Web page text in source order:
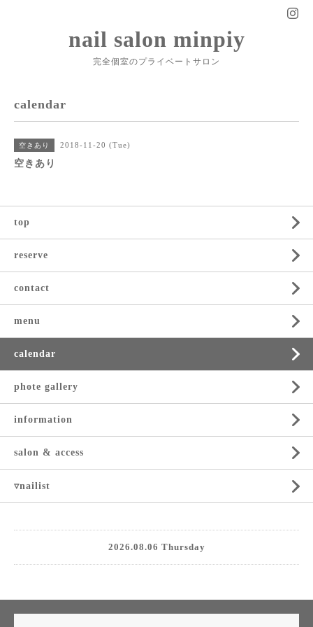
nail salon minpiy
完全個室のプライベートサロン
calendar
空きあり 2018-11-20 (Tue)
空きあり
top
reserve
contact
menu
calendar
phote gallery
information
salon & access
▿nailist
2026.08.06 Thursday